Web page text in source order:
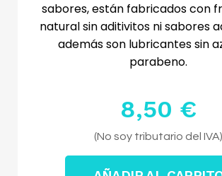
sabores, están fabricados con
natural sin aditivitos ni sabores
además son lubricantes sin
parabeno.
8,50 €
Impuestos excluidos
(No soy tributario del IVA)